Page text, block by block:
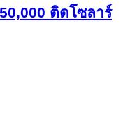
ติดโซลาร์